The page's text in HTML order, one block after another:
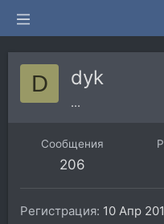
D dyk
...
Сообщения
206
Регистрация 10 Апр